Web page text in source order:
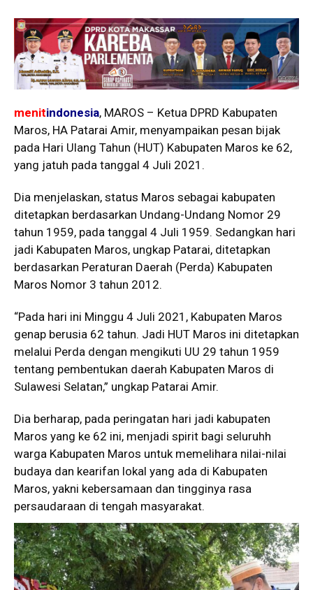
menitindonesia, MAROS – Ketua DPRD Kabupaten
Maros, HA Patarai Amir, menyampaikan pesan bijak
pada Hari Ulang Tahun (HUT) Kabupaten Maros ke 62,
yang jatuh pada tanggal 4 Juli 2021.
Dia menjelaskan, status Maros sebagai kabupaten
ditetapkan berdasarkan Undang-Undang Nomor 29
tahun 1959, pada tanggal 4 Juli 1959. Sedangkan hari
jadi Kabupaten Maros, ungkap Patarai, ditetapkan
berdasarkan Peraturan Daerah (Perda) Kabupaten
Maros Nomor 3 tahun 2012.
“Pada hari ini Minggu 4 Juli 2021, Kabupaten Maros
genap berusia 62 tahun. Jadi HUT Maros ini ditetapkan
melalui Perda dengan mengikuti UU 29 tahun 1959
tentang pembentukan daerah Kabupaten Maros di
Sulawesi Selatan,” ungkap Patarai Amir.
Dia berharap, pada peringatan hari jadi kabupaten
Maros yang ke 62 ini, menjadi spirit bagi seluruhh
warga Kabupaten Maros untuk memelihara nilai-nilai
budaya dan kearifan lokal yang ada di Kabupaten
Maros, yakni kebersamaan dan tingginya rasa
persaudaraan di tengah masyarakat.